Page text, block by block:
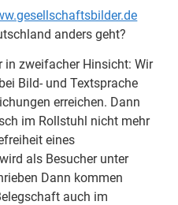
anders geht?
in zweifacher Hinsicht: Wir
Bild- und Textsprache
erreichen. Dann
im Rollstuhl nicht mehr
eines
als Besucher unter
Dann kommen
auch im